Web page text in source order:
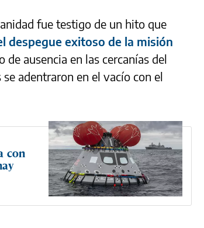
fue testigo de un hito que
despegue exitoso de la misión
de ausencia en las cercanías del
adentraron en el vacío con el
con